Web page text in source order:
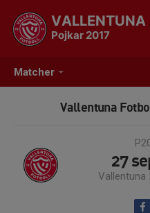
Matcher
VALLENTUNA
Pojkar 2017
Vallentuna
27
Vallentuna